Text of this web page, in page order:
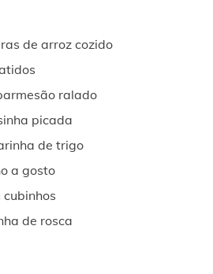
de arroz cozido
ralado
picada
de trigo
a gosto
de rosca